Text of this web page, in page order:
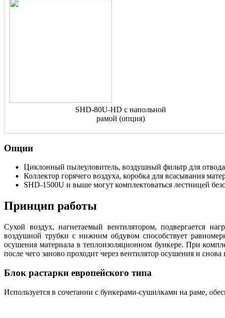
SHD-80U-HD с напольной
рамой (опция)
Опции
Циклонный пылеуловитель, воздушный фильтр для
Коллектор горячего воздуха, коробка для всасывания
SHD-1500U и выше могут комплектоваться лестницей
Принцип работы
Сухой воздух, нагнетаемый вентилятором, подвергается
воздушной трубки с нижним обдувом способствует
осушения материала в теплоизоляционном бункере. При
после чего заново проходит через вентилятор осушения и
Блок растарки европейского типа
Используется в сочетании с бункерами-сушилками на раме,